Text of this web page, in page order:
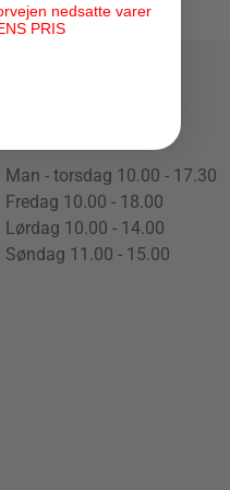
Man - torsdag 10.00 - 17.30
Fredag 10.00 - 18.00
Lørdag 10.00 - 14.00
Søndag 11.00 - 15.00
nedsatte varer
PRIS